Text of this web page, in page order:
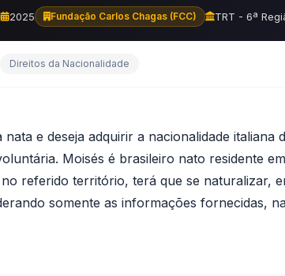
2025 Fundação Carlos Chagas (FCC) TRT - 6ª
Direitos da Nacionalidade
nata e deseja adquirir a nacionalidade
Moisés é brasileiro nato residente
referido território, terá que se naturalizar,
somente as informações fornecidas,